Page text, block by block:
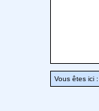
Vous êtes ici :